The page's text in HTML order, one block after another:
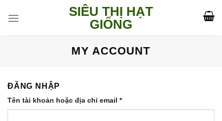
SIÊU THỊ HẠT
GIỐNG
MY ACCOUNT
ĐĂNG NHẬP
Tên tài khoản hoặc địa chỉ email *